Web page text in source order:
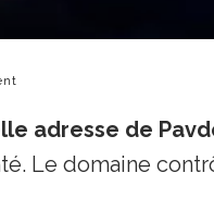
adresse de
Le domaine